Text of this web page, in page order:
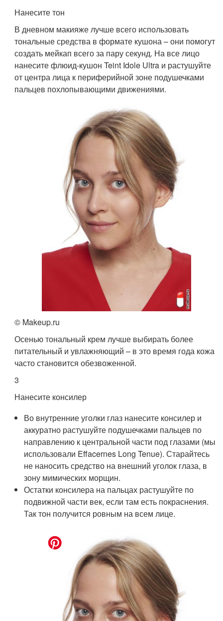
Нанесите тон
В дневном макияже лучше всего использовать
тональные средства в формате кушона – они помогут
создать мейкап всего за пару секунд. На все лицо
нанесите флюид-кушон Teint Idole Ultra и растушуйте
от центра лица к периферийной зоне подушечками
пальцев похлопывающими движениями.
© Makeup.ru
Осенью тональный крем лучше выбирать более
питательный и увлажняющий – в это время года кожа
часто становится обезвоженной.
3
Нанесите консилер
Во внутренние уголки глаз нанесите консилер и
аккуратно растушуйте подушечками пальцев по
направлению к центральной части под глазами (мы
использовали Effacernes Long Tenue). Старайтесь
не наносить средство на внешний уголок глаза, в
зону мимических морщин.
Остатки консилера на пальцах растушуйте по
подвижной части век, если там есть покраснения.
Так тон получится ровным на всем лице.